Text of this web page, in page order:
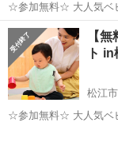
☆参加無料☆ 大人気ベ
♪ 《親子教室ベビーパーク親子体験イベント開催！》 「子どもはかわ島根 松江市
【
ト
松江市
☆参加無料☆ 大人気ベ